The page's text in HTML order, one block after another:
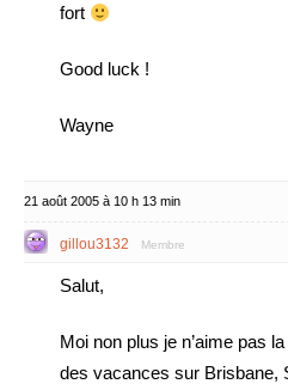
fort
Good luck !
Wayne
21 août 2005 à 10 h 13 min
gillou3132 Membre
Salut,
Moi non plus je n’aime pas
des vacances sur Brisbane,